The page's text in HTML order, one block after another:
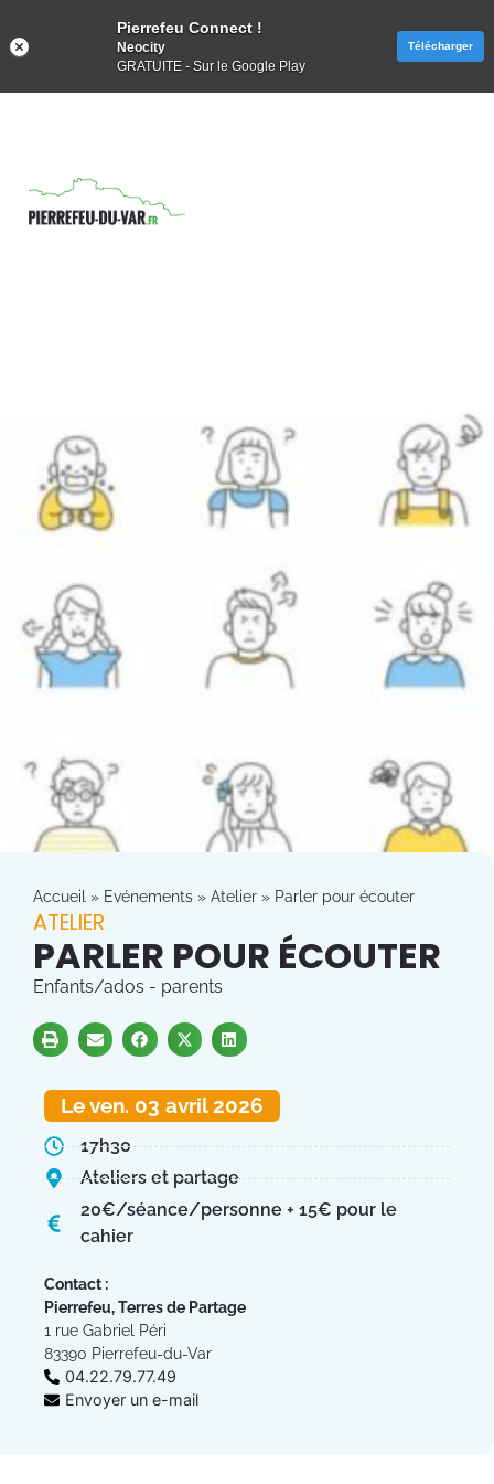
Accueil » Evénements » Atelier » Parler pour écouter
ATELIER
PARLER POUR ÉCOUTER
Enfants/ados - parents
Le ven. 03 avril 2026
17h30
Ateliers et partage
20€/séance/personne + 15€ pour le
cahier
Contact :
Pierrefeu, Terres de Partage
1 rue Gabriel Péri
83390 Pierrefeu-du-Var
04.22.79.77.49
Envoyer un e-mail
Pierrefeu Connect !
Neocity
GRATUITE - Sur le Google Play
Télécharger